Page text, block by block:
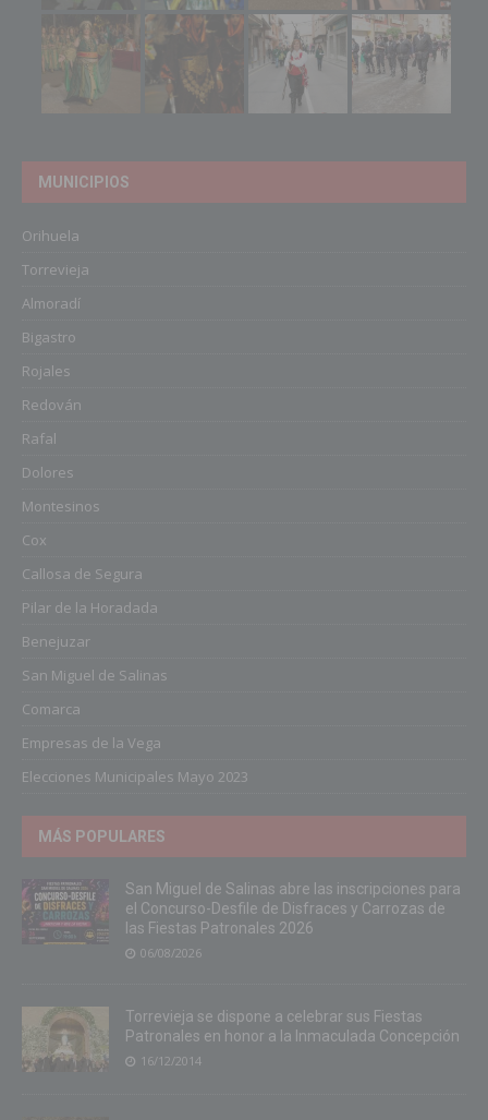
MUNICIPIOS
Orihuela
Torrevieja
Almoradí
Bigastro
Rojales
Redován
Rafal
Dolores
Montesinos
Cox
Callosa de Segura
Pilar de la Horadada
Benejuzar
San Miguel de Salinas
Comarca
Empresas de la Vega
Elecciones Municipales Mayo 2023
MÁS POPULARES
San Miguel de Salinas abre las inscripciones para
el Concurso-Desfile de Disfraces y Carrozas de
las Fiestas Patronales 2026
06/08/2026
Torrevieja se dispone a celebrar sus Fiestas
Patronales en honor a la Inmaculada Concepción
16/12/2014